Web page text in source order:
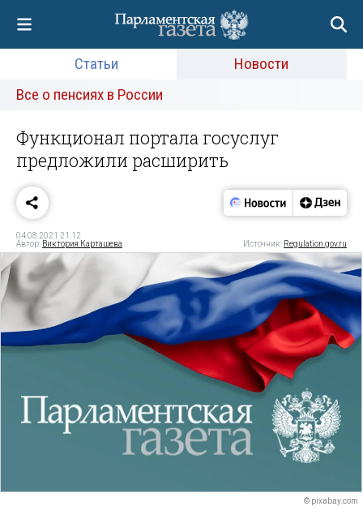
Статьи
Новости
Все о пенсиях в России
Функционал портала госуслуг
предложили расширить
04.08.2021 21:12
Автор: Виктория Карташева Источник: Regulation.gov.ru
© pixabay.com